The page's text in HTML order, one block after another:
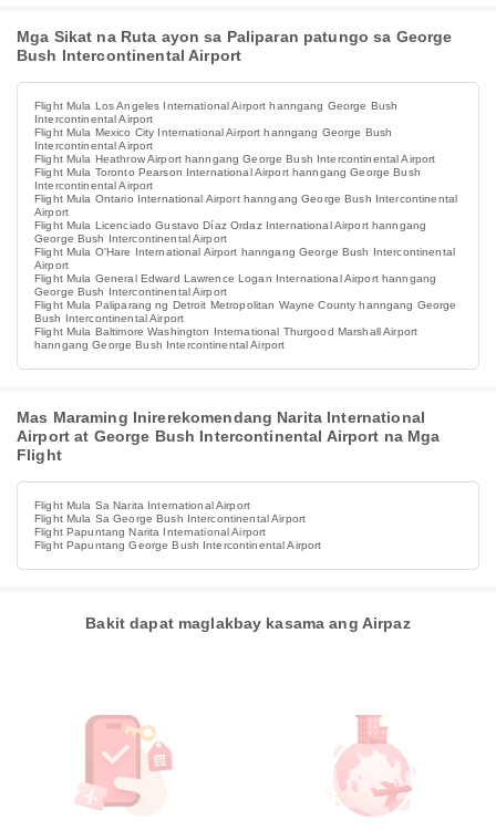
Mga Sikat na Ruta ayon sa Paliparan patungo sa George
Bush Intercontinental Airport
Flight Mula Los Angeles International Airport hanngang George Bush
Intercontinental Airport
Flight Mula Mexico City International Airport hanngang George Bush
Intercontinental Airport
Flight Mula Heathrow Airport hanngang George Bush Intercontinental Airport
Flight Mula Toronto Pearson International Airport hanngang George Bush
Intercontinental Airport
Flight Mula Ontario International Airport hanngang George Bush Intercontinental
Airport
Flight Mula Licenciado Gustavo Díaz Ordaz International Airport hanngang
George Bush Intercontinental Airport
Flight Mula O'Hare International Airport hanngang George Bush Intercontinental
Airport
Flight Mula General Edward Lawrence Logan International Airport hanngang
George Bush Intercontinental Airport
Flight Mula Paliparang ng Detroit Metropolitan Wayne County hanngang George
Bush Intercontinental Airport
Flight Mula Baltimore Washington International Thurgood Marshall Airport
hanngang George Bush Intercontinental Airport
Mas Maraming Inirerekomendang Narita International
Airport at George Bush Intercontinental Airport na Mga
Flight
Flight Mula Sa Narita International Airport
Flight Mula Sa George Bush Intercontinental Airport
Flight Papuntang Narita International Airport
Flight Papuntang George Bush Intercontinental Airport
Bakit dapat maglakbay kasama ang Airpaz